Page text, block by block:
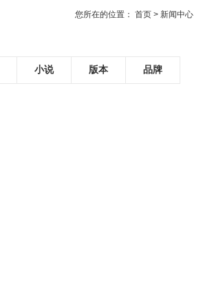
您所在的位置： 首页 > 新闻中心
小说 版本 品牌